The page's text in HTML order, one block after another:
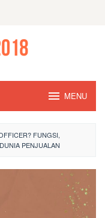
MENU
FUNGSI,
PENJUALAN